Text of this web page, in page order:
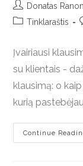
Donatas
Tinklaraštis
Įvairiausi
su klientais -
klausimą: o
kurią
Continue